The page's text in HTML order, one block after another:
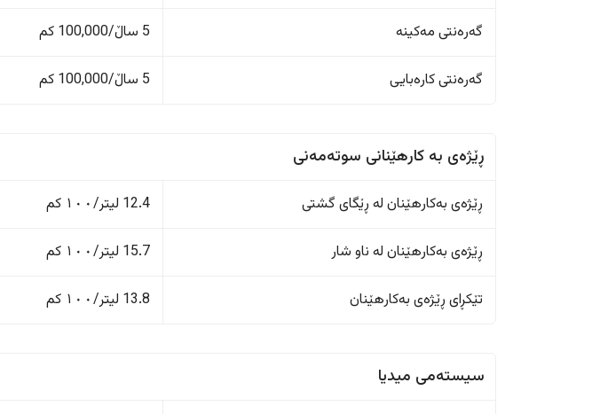
گەرەنتی مەکینە 5 ساڵ/100,000 کم
گەرەنتی کارەبایی 5 ساڵ/100,000 کم
ڕێژەى به کارهێنانی سوتەمەنی
ڕێژەى بەکارهێنان له ڕێگای گشتی 12.4 لیتر/١٠٠ کم
ڕێژەى بەکارهێنان له ناو شار 15.7 لیتر/١٠٠ کم
تێکڕای ڕێژەى بەکارهێنان 13.8 لیتر/١٠٠ کم
سیستەمی میدیا